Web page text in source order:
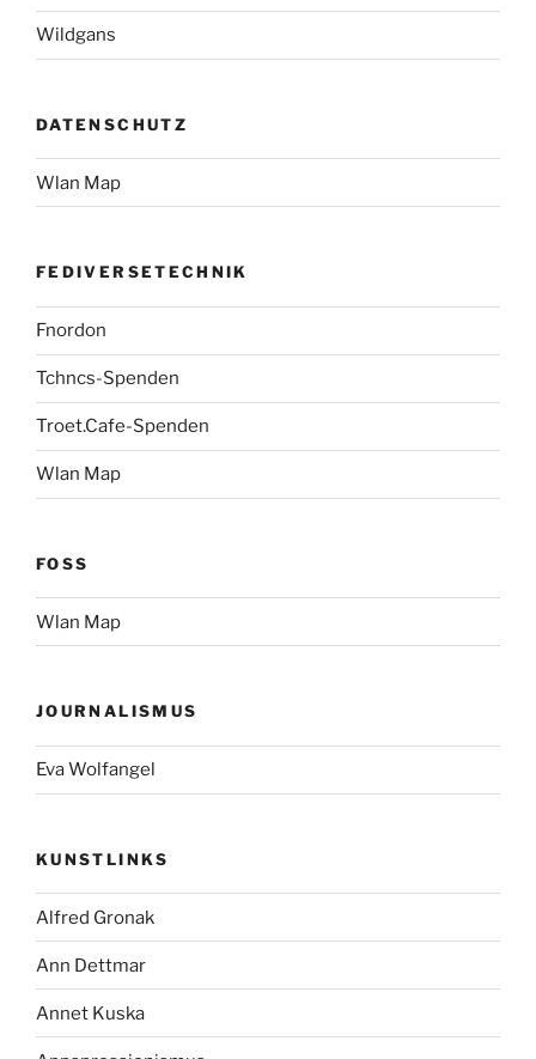
Wildgans
DATENSCHUTZ
Wlan Map
FEDIVERSETECHNIK
Fnordon
Tchncs-Spenden
Troet.Cafe-Spenden
Wlan Map
FOSS
Wlan Map
JOURNALISMUS
Eva Wolfangel
KUNSTLINKS
Alfred Gronak
Ann Dettmar
Annet Kuska